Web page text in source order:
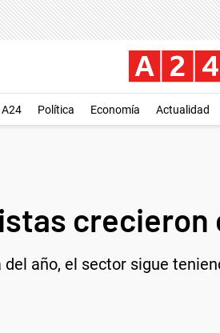
A24 Política Economía Actualidad
crecieron
año, el sector sigue